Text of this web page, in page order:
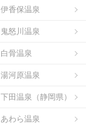
伊香保温泉
鬼怒川温泉
白骨温泉
湯河原温泉
下田温泉（静岡県）
あわら温泉